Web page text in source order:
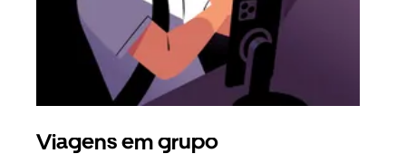
Viagens em grupo